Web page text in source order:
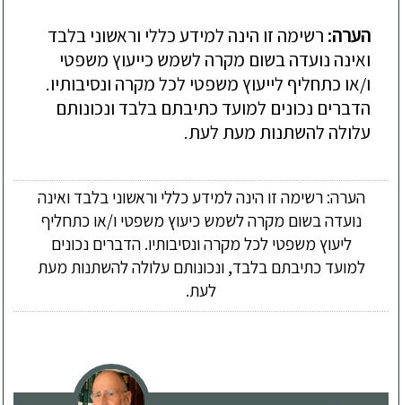
הערה: רשימה זו הינה למידע כללי וראשוני בלבד
ואינה נועדה בשום מקרה לשמש כייעוץ משפטי
ו/או כתחליף לייעוץ משפטי לכל מקרה ונסיבותיו.
הדברים נכונים למועד כתיבתם בלבד ונכונותם
עלולה להשתנות מעת לעת.
הערה: רשימה זו הינה למידע כללי וראשוני בלבד ואינה
נועדה בשום מקרה לשמש כיעוץ משפטי ו/או כתחליף
ליעוץ משפטי לכל מקרה ונסיבותיו. הדברים נכונים
למועד כתיבתם בלבד, ונכונותם עלולה להשתנות מעת
לעת.